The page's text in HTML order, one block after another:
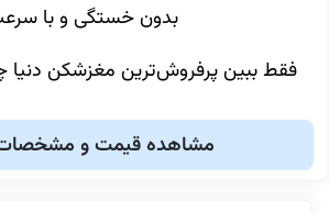
بدون خستگی و با
فقط ببین پرفروش‌ترین مغزشکن دنیا
مشاهده قیمت و